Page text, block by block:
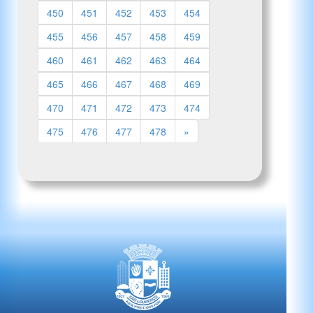
450 451 452 453
454
455
456 457 458
459
460
461 462 463
464
465
466 467 468
469
470
471 472 473
474
475
476 477 478 »